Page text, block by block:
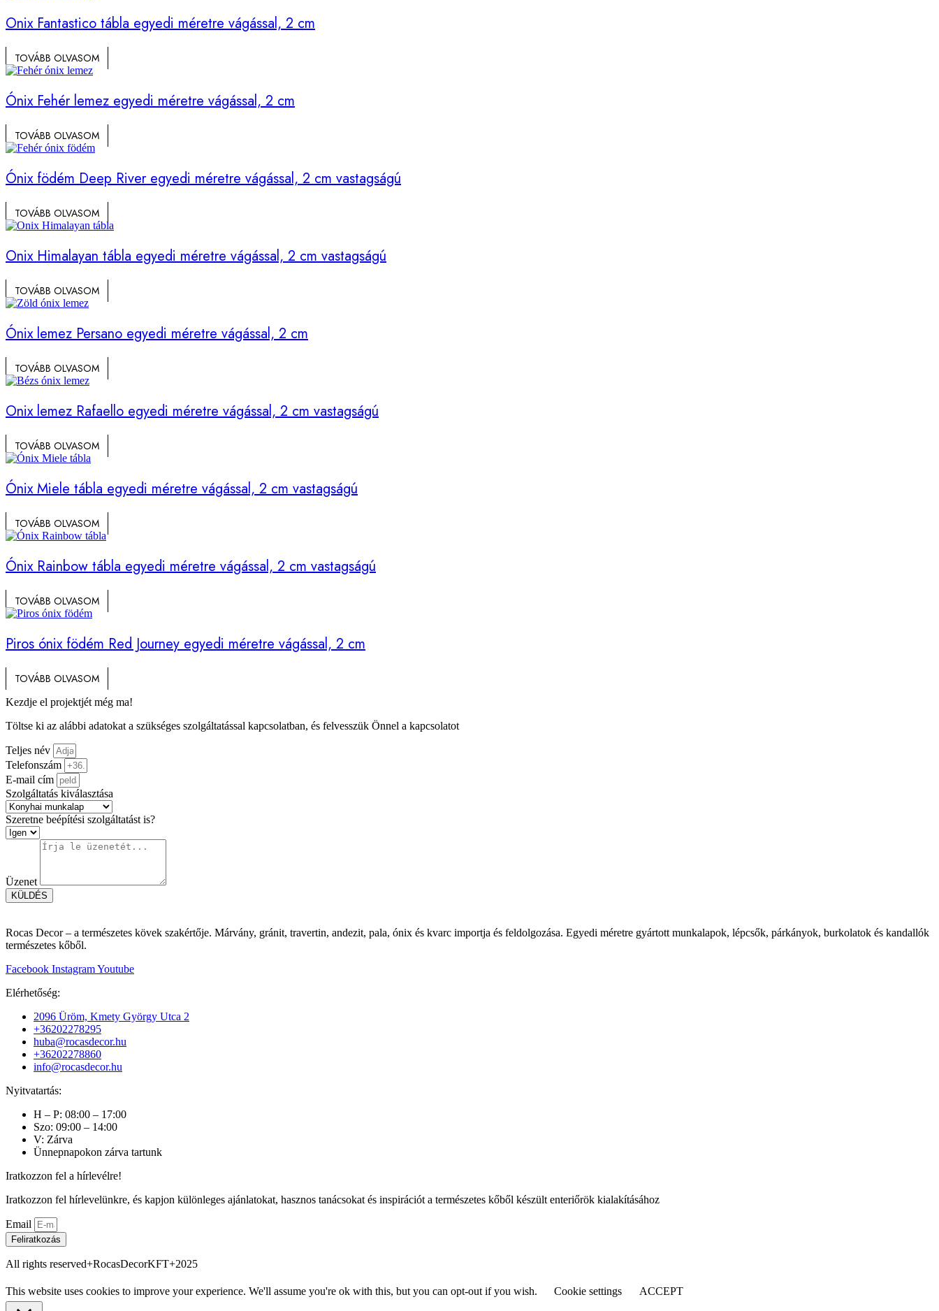
Onix Fantastico tábla egyedi méretre vágással, 2 cm
TOVÁBB OLVASOM
Ónix Fehér lemez egyedi méretre vágással, 2 cm
TOVÁBB OLVASOM
Ónix födém Deep River egyedi méretre vágással, 2 cm vastagságú
TOVÁBB OLVASOM
Onix Himalayan tábla egyedi méretre vágással, 2 cm vastagságú
TOVÁBB OLVASOM
Ónix lemez Persano egyedi méretre vágással, 2 cm
TOVÁBB OLVASOM
Onix lemez Rafaello egyedi méretre vágással, 2 cm vastagságú
TOVÁBB OLVASOM
Ónix Miele tábla egyedi méretre vágással, 2 cm vastagságú
TOVÁBB OLVASOM
Ónix Rainbow tábla egyedi méretre vágással, 2 cm vastagságú
TOVÁBB OLVASOM
Piros ónix födém Red Journey egyedi méretre vágással, 2 cm
TOVÁBB OLVASOM
Kezdje el projektjét még ma!
Töltse ki az alábbi adatokat a szükséges szolgáltatással kapcsolatban, és felvesszük Önnel a kapcsolatot
Teljes név
Telefonszám
E-mail cím
Szolgáltatás kiválasztása
Szeretne beépítési szolgáltatást is?
Üzenet
KÜLDÉS
Rocas Decor – a természetes kövek szakértője. Márvány, gránit, travertin, andezit, pala, ónix és kvarc importja és feldolgozása. Egyedi méretre gyártott munkalapok, lépcsők, párkányok, burkolatok és kandallók
természetes kőből.
Facebook InstagramYoutube
Elérhetőség:
2096 Üröm, Kmety György Utca 2
+36202278295
huba@rocasdecor.hu
+36202278860
info@rocasdecor.hu
Nyitvatartás:
H – P: 08:00 – 17:00
Szo: 09:00 – 14:00
V: Zárva
Ünnepnapokon zárva tartunk
Iratkozzon fel a hírlevélre!
Iratkozzon fel hírlevelünkre, és kapjon különleges ajánlatokat, hasznos tanácsokat és inspirációt a természetes kőből készült enteriőrök kialakításához
Email
Feliratkozás
All rights reserved+RocasDecorKFT+2025
This website uses cookies to improve your experience. We'll assume you're ok with this, but you can opt-out if you wish. Cookie settings ACCEPT